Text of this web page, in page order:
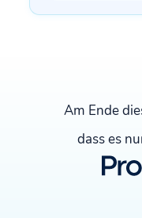
Am Ende
dass es